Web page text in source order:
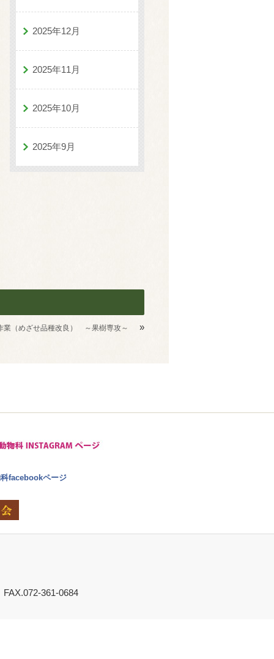
2025年12月
2025年11月
2025年10月
2025年9月
業（めざせ品種改良） ～果樹専攻～ »
facebookページ
FAX.072-361-0684